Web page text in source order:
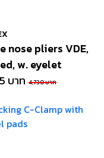
nose pliers VDE,
w. eyelet
บาท 4,730 บาท